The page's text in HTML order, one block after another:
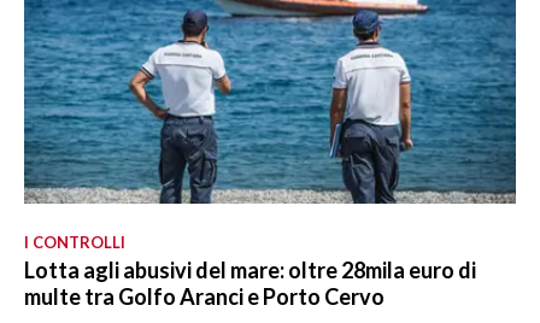
I CONTROLLI
Lotta agli abusivi del mare: oltre 28mila euro di
multe tra Golfo Aranci e Porto Cervo